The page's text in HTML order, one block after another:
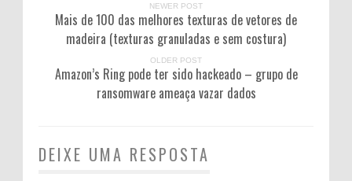
NEWER POST
Mais de 100 das melhores texturas de vetores de
madeira (texturas granuladas e sem costura)
OLDER POST
Amazon’s Ring pode ter sido hackeado – grupo de
ransomware ameaça vazar dados
DEIXE UMA RESPOSTA